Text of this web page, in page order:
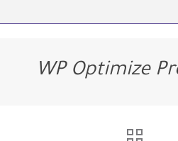
WP Optimize